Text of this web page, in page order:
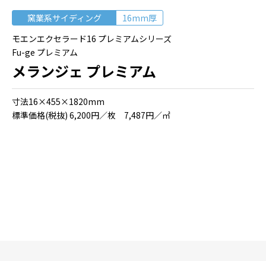
窯業系サイディング
16mm厚
モエンエクセラード16 プレミアムシリーズ
Fu-ge プレミアム
メランジェ プレミアム
⼨法16×455×1820mm
標準価格(税抜) 6,200円／枚 7,487円／㎡